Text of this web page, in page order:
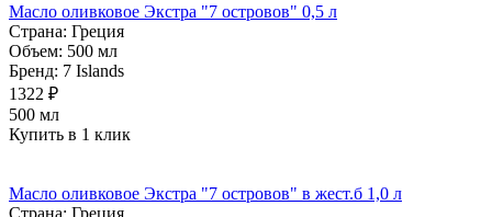
Масло оливковое Экстра "7 островов" 0,5 л
Страна: Греция
Объем: 500 мл
Бренд: 7 Islands
1322 ₽
500 мл
Купить в 1 клик
Масло оливковое Экстра "7 островов" в жест.б 1,0 л
Страна: Греция